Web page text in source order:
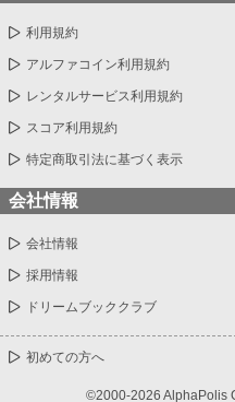
利用規約
アルファコイン利用規約
レンタルサービス利用規約
スコア利用規約
特定商取引法に基づく表示
会社情報
会社情報
採用情報
ドリームブッククラブ
初めての方へ
©2000-2026 AlphaPolis